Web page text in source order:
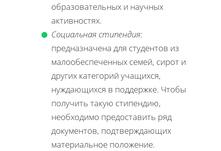
образовательных и научных
активностях.
Социальная стипендия:
предназначена для студентов из
малообеспеченных семей, сирот и
других категорий учащихся,
нуждающихся в поддержке. Чтобы
получить такую стипендию,
необходимо предоставить ряд
документов, подтверждающих
материальное положение.